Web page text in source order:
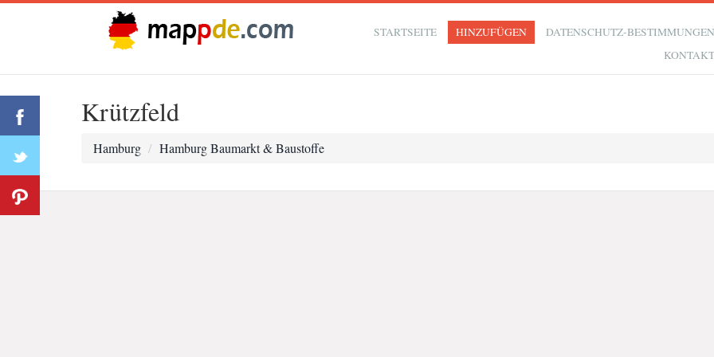
STARTSEITE HINZUFÜGEN
DATENSCHUTZ-
Krützfeld
Hamburg Hamburg Baumarkt & Baustoffe